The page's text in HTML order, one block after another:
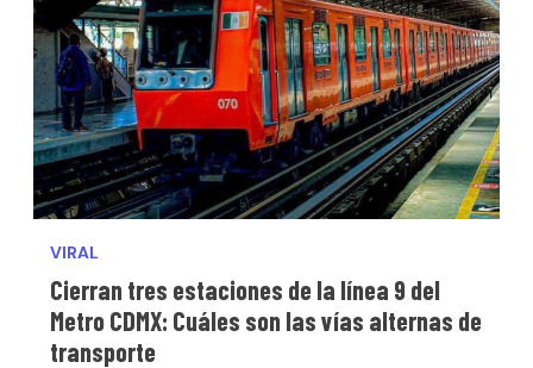
VIRAL
Cierran tres estaciones de la línea 9 del
Metro CDMX: Cuáles son las vías alternas de
transporte